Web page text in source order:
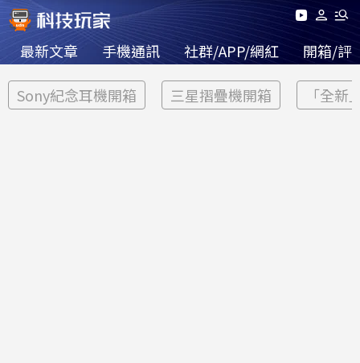
最新文章 手機通訊 社群/APP/網紅 開箱/評
Sony紀念耳機開箱 三星摺疊機開箱 「全新